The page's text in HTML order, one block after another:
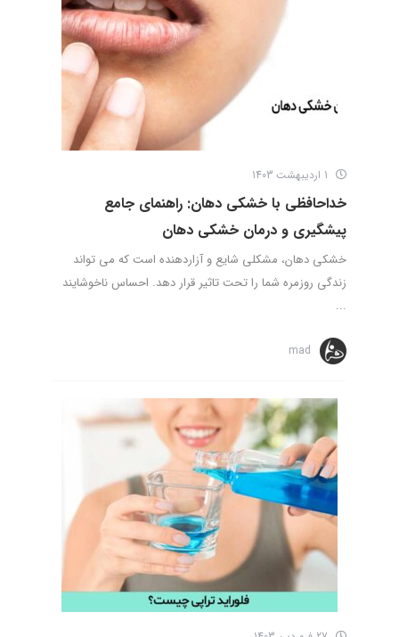
خداحافظی با خشکی دهان: راهنمای جامع
پیشگیری و درمان خشکی دهان
خشکی دهان، مشکلی شایع و آزاردهنده است که می تواند
زندگی روزمره شما را تحت تاثیر قرار دهد. احساس ناخوشایند
...
mad